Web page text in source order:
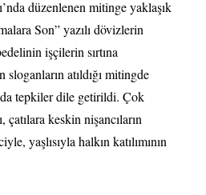
düzenlenen mitinge yaklaşık
Son” yazılı dövizlerin
işçilerin sırtına
atıldığı mitingde
tepkiler dile getirildi. Çok
çatılara keskin nişancıların
yaşlısıyla halkın katılımının